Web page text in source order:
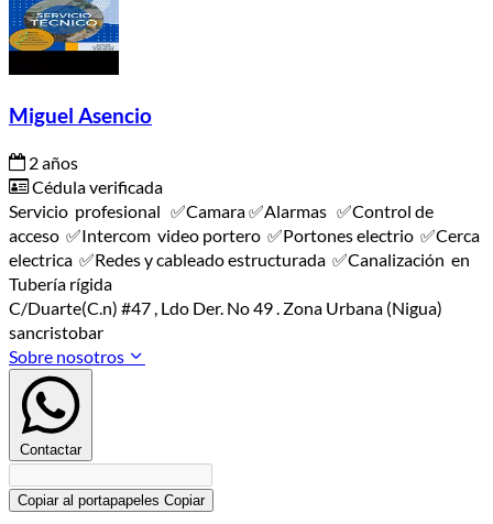
Miguel Asencio
2 años
Cédula verificada
Servicio profesional ✅️Camara ✅️Alarmas ✅️Control de
acceso ✅️Intercom video portero ✅️Portones electrio ✅️Cerca
electrica ✅️Redes y cableado estructurada ✅️Canalización en
Tubería rígida
C/Duarte(C.n) #47 , Ldo Der. No 49 . Zona Urbana (Nigua)
sancristobar
Sobre nosotros
Contactar
Copiar al portapapeles Copiar